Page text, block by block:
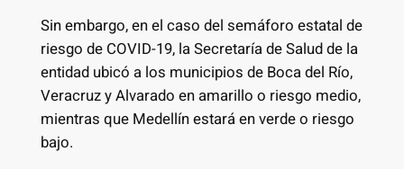
Sin embargo, en el caso del semáforo estatal de
riesgo de COVID-19, la Secretaría de Salud de la
entidad ubicó a los municipios de Boca del Río,
Veracruz y Alvarado en amarillo o riesgo medio,
mientras que Medellín estará en verde o riesgo
bajo.